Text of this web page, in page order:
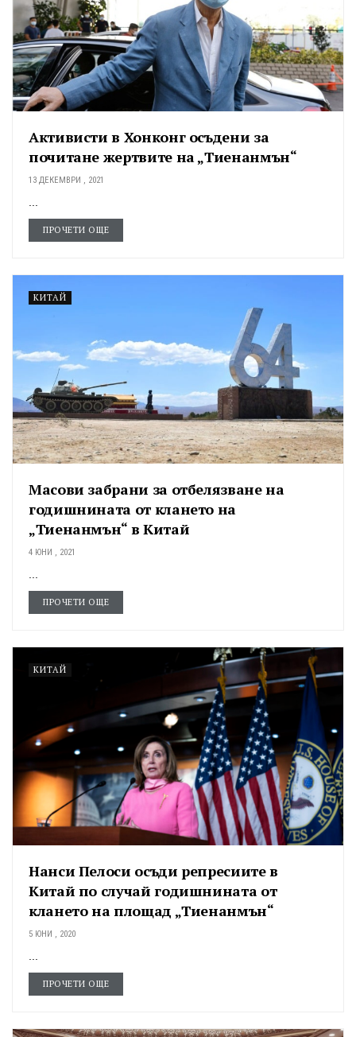
Активисти в Хонконг осъдени за
почитане жертвите на „Тиенанмън“
13 ДЕКЕМВРИ , 2021
...
ПРОЧЕТИ ОЩЕ
КИТАЙ
Масови забрани за отбелязване на
годишнината от клането на
„Тиенанмън“ в Китай
4 ЮНИ , 2021
ПРОЧЕТИ ОЩЕ
КИТАЙ
Нанси Пелоси осъди репресиите в
Китай по случай годишнината от
клането на площад „Тиенанмън“
5 ЮНИ , 2020
ПРОЧЕТИ ОЩЕ